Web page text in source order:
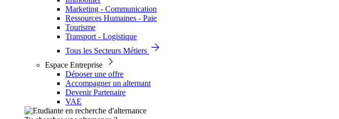
Marketing - Communication
Ressources Humaines - Paie
Tourisme
Transport - Logistique
Tous les Secteurs Métiers
Espace Entreprise
Déposer une offre
Accompagner un alternant
Devenir Partenaire
VAE